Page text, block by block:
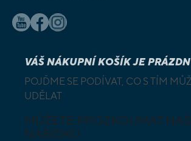
VÁŠ NÁKUPNÍ KOŠÍK JE
POJĎME SE PODÍVAT, CO S TÍM
UDĚLAT
MŮŽETE PROZKOUMAT
NABÍDKU